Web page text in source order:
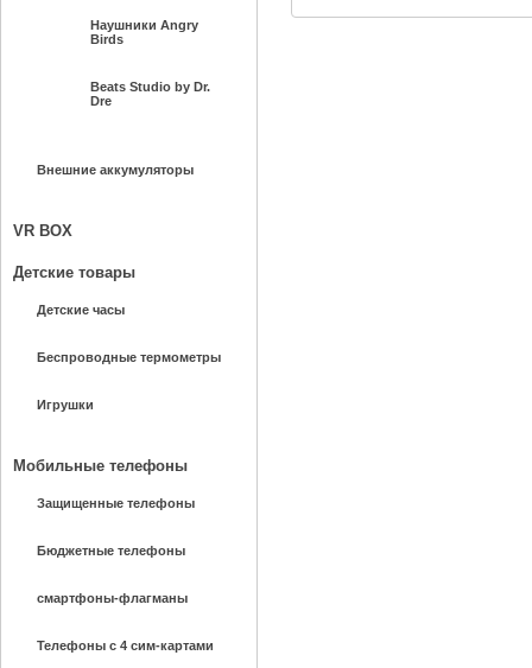
Наушники Angry
Birds
Beats Studio by Dr.
Dre
Внешние аккумуляторы
VR BOX
Детские товары
Детские часы
Беспроводные термометры
Игрушки
Мобильные телефоны
Защищенные телефоны
Бюджетные телефоны
смартфоны-флагманы
Телефоны с 4 сим-картами